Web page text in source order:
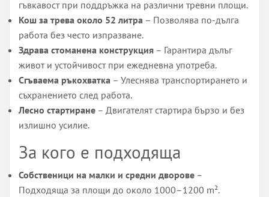
гъвкавост при поддръжка на различни тревни площи.
Кош за трева около 52 литра – Позволява по-дълга
работа без често изпразване.
Здрава стоманена конструкция – Гарантира дълъг
живот и устойчивост при ежедневна употреба.
Сгъваема ръкохватка – Улеснява транспортирането и
съхранението след работа.
Лесно стартиране – Двигателят стартира бързо и без
излишно усилие.
За кого е подходяща
Собственици на малки и средни дворове –
Подходяща за площи до около 1000–1200 m².